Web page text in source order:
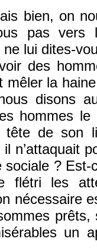
bien, on
pas
ne lui dites-
des
mêler la
disons
hommes
tête de son
n’attaquait
sociale ? Est-
flétri les
nécessaire
un